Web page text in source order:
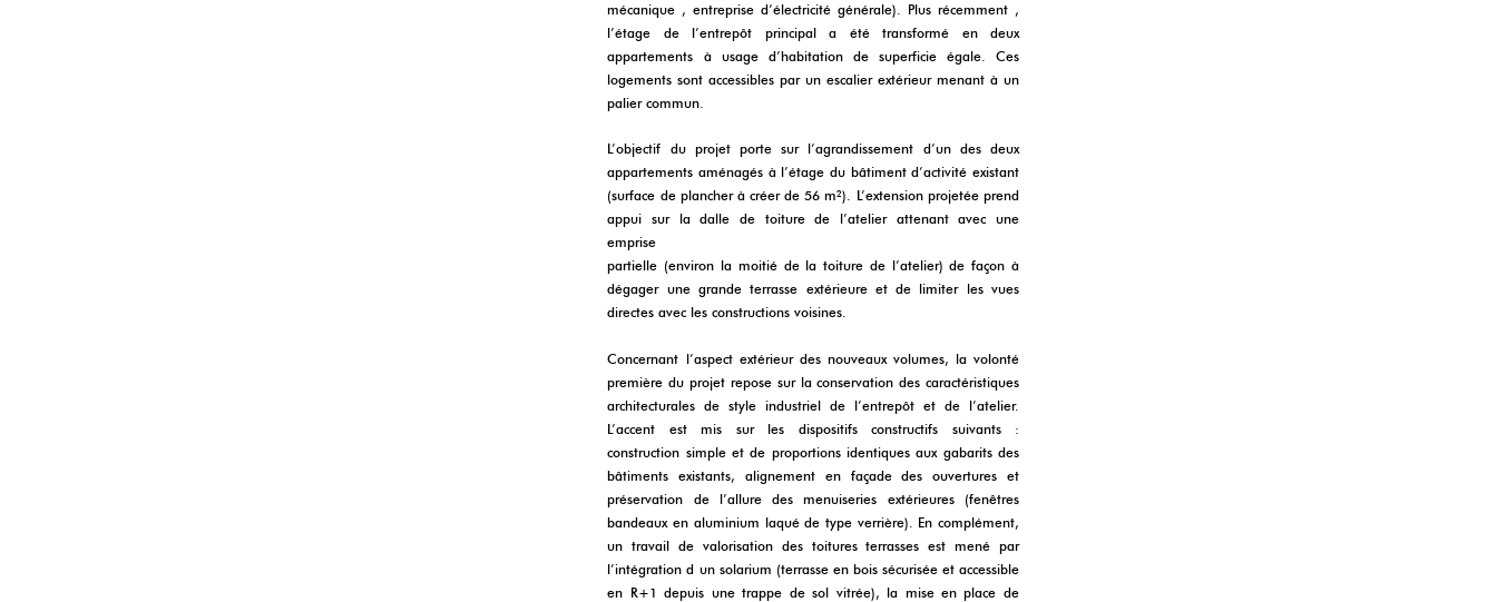
mécanique , entreprise d’électricité générale). Plus récemment ,
l’étage de l’entrepôt principal a été transformé en deux
appartements à usage d’habitation de superficie égale. Ces
logements sont accessibles par un escalier extérieur menant à un
palier commun.
L’objectif du projet porte sur l’agrandissement d’un des deux
appartements aménagés à l’étage du bâtiment d’activité existant
(surface de plancher à créer de 56 m²). L’extension projetée prend
appui sur la dalle de toiture de l’atelier attenant avec une
emprise
partielle (environ la moitié de la toiture de l’atelier) de façon à
dégager une grande terrasse extérieure et de limiter les vues
directes avec les constructions voisines.
Concernant l’aspect extérieur des nouveaux volumes, la volonté
première du projet repose sur la conservation des caractéristiques
architecturales de style industriel de l’entrepôt et de l’atelier.
L’accent est mis sur les dispositifs constructifs suivants :
construction simple et de proportions identiques aux gabarits des
bâtiments existants, alignement en façade des ouvertures et
préservation de l’allure des menuiseries extérieures (fenêtres
bandeaux en aluminium laqué de type verrière). En complément,
un travail de valorisation des toitures terrasses est mené par
l’intégration d un solarium (terrasse en bois sécurisée et accessible
en R+1 depuis une trappe de sol vitrée), la mise en place de